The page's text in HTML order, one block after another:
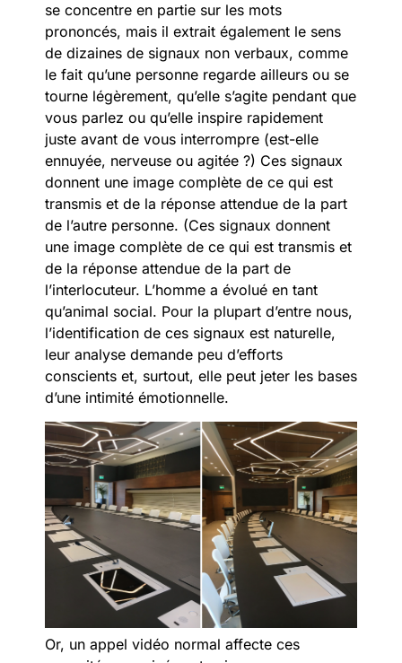
se concentre en partie sur les mots
prononcés, mais il extrait également le sens
de dizaines de signaux non verbaux, comme
le fait qu’une personne regarde ailleurs ou se
tourne légèrement, qu’elle s’agite pendant que
vous parlez ou qu’elle inspire rapidement
juste avant de vous interrompre (est-elle
ennuyée, nerveuse ou agitée ?) Ces signaux
donnent une image complète de ce qui est
transmis et de la réponse attendue de la part
de l’autre personne. (Ces signaux donnent
une image complète de ce qui est transmis et
de la réponse attendue de la part de
l’interlocuteur. L’homme a évolué en tant
qu’animal social. Pour la plupart d’entre nous,
l’identification de ces signaux est naturelle,
leur analyse demande peu d’efforts
conscients et, surtout, elle peut jeter les bases
d’une intimité émotionnelle.
Or, un appel vidéo normal affecte ces